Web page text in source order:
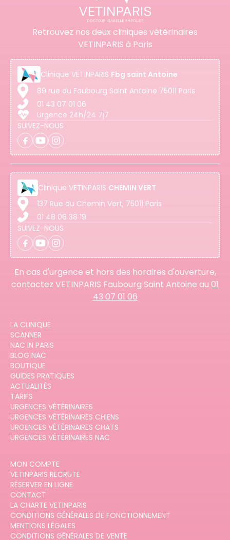
Retrouvez nos deux cliniques vétérinaires
VETINPARIS à Paris
Clinique VETINPARIS Fbg saint Antoine
89 rue du Faubourg Saint Antoine 75011 Paris
01 43 07 01 06
Urgence 24h/24 7j7
SUIVEZ-NOUS
Clinique VETINPARIS CHEMIN VERT
137 Rue du Chemin Vert, 75011 Paris
01 48 06 38 19
SUIVEZ-NOUS
En cas d'urgence et hors des horaires d'ouverture,
contactez VETINPARIS Faubourg Saint Antoine au 01
43 07 01 06
LA CLINIQUE
SCANNER
NAC IN PARIS
BLOG NAC
BOUTIQUE
GUIDES PRATIQUES
ACTUALITÉS
TARIFS
URGENCES VÉTÉRINAIRES
URGENCES VÉTÉRINAIRES CHIENS
URGENCES VÉTÉRINAIRES CHATS
URGENCES VÉTÉRINAIRES NAC
MON COMPTE
VETINPARIS RECRUTE
RÉSERVER EN LIGNE
CONTACT
LA CHARTE VETINPARIS
CONDITIONS GÉNÉRALES DE FONCTIONNEMENT
MENTIONS LÉGALES
CONDITIONS GÉNÉRALES DE VENTE